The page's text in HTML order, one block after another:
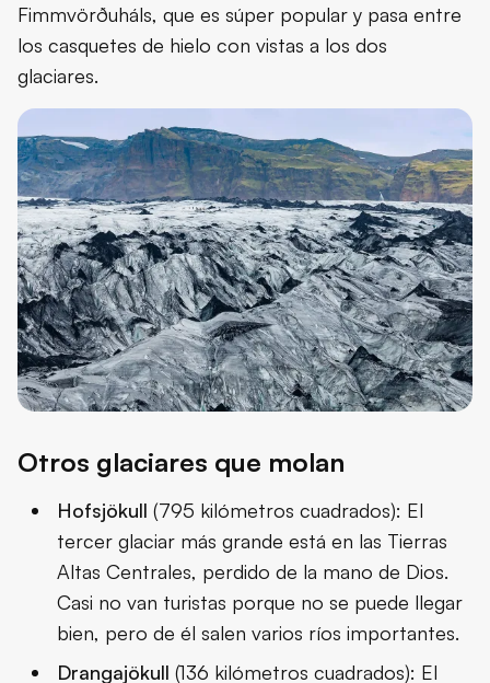
Fimmvörðuháls, que es súper popular y pasa entre
los casquetes de hielo con vistas a los dos
glaciares.
Otros glaciares que molan
Hofsjökull (795 kilómetros cuadrados): El
tercer glaciar más grande está en las Tierras
Altas Centrales, perdido de la mano de Dios.
Casi no van turistas porque no se puede llegar
bien, pero de él salen varios ríos importantes.
Drangajökull (136 kilómetros cuadrados): El